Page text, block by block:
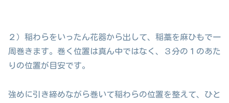
２）稲わらをいったん花器から出して、稲藁を麻ひもで一
周巻きます。巻く位置は真ん中ではなく、３分の１のあた
りの位置が目安です。
強めに引き締めながら巻いて稲わらの位置を整えて、ひと